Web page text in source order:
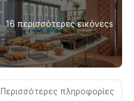
16 περισσότερες εικόνεςs
Περισσότερες πληροφορίες